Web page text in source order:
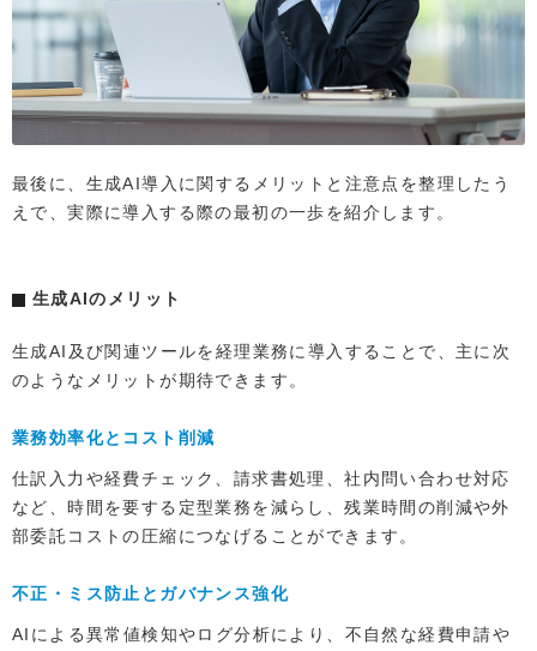
最後に、生成AI導入に関するメリットと注意点を整理したう
えで、実際に導入する際の最初の一歩を紹介します。
生成AIのメリット
生成AI及び関連ツールを経理業務に導入することで、主に次
のようなメリットが期待できます。
業務効率化とコスト削減
仕訳入力や経費チェック、請求書処理、社内問い合わせ対応
など、時間を要する定型業務を減らし、残業時間の削減や外
部委託コストの圧縮につなげることができます。
不正・ミス防止とガバナンス強化
AIによる異常値検知やログ分析により、不自然な経費申請や